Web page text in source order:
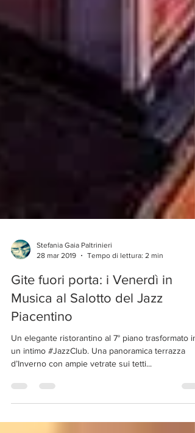
28 mar 2019
Tempo di lettura: 2 min
Gite fuori porta: i Venerdì in
Musica al Salotto del Jazz
Piacentino
Un elegante ristorantino al 7° piano trasformato in
un intimo #JazzClub. Una panoramica terrazza
d’Inverno con ampie vetrate sui tetti...